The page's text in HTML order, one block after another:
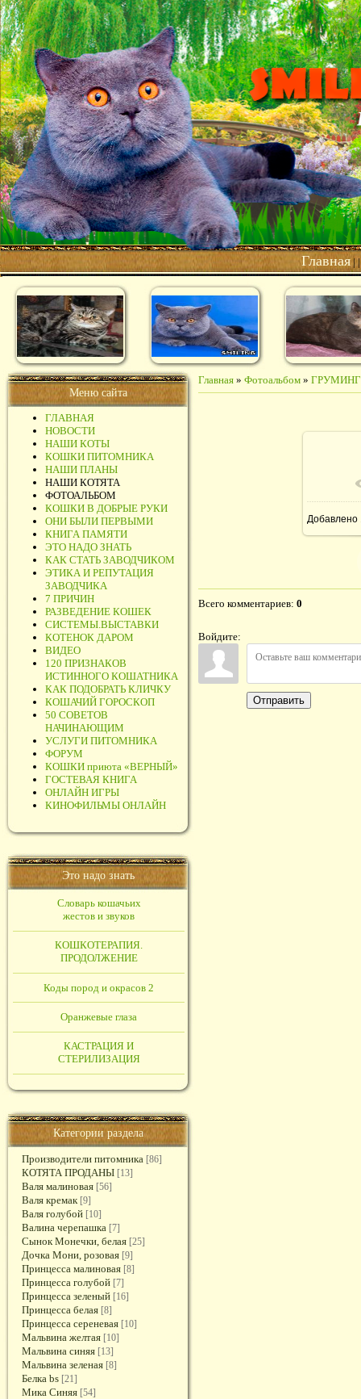
Главная |
Меню сайта
ГЛАВНАЯ
НОВОСТИ
НАШИ КОТЫ
КОШКИ ПИТОМНИКА
НАШИ ПЛАНЫ
НАШИ КОТЯТА
ФОТОАЛЬБОМ
КОШКИ В ДОБРЫЕ РУКИ
ОНИ БЫЛИ ПЕРВЫМИ
КНИГА ПАМЯТИ
ЭТО НАДО ЗНАТЬ
КАК СТАТЬ ЗАВОДЧИКОМ
ЭТИКА И РЕПУТАЦИЯ
ЗАВОДЧИКА
7 ПРИЧИН
РАЗВЕДЕНИЕ КОШЕК
СИСТЕМЫ.ВЫСТАВКИ
КОТЕНОК ДАРОМ
ВИДЕО
120 ПРИЗНАКОВ
ИСТИННОГО КОШАТНИКА
КАК ПОДОБРАТЬ КЛИЧКУ
КОШАЧИЙ ГОРОСКОП
50 СОВЕТОВ
НАЧИНАЮЩИМ
УСЛУГИ ПИТОМНИКА
ФОРУМ
КОШКИ приюта «ВЕРНЫЙ»
ГОСТЕВАЯ КНИГА
ОНЛАЙН ИГРЫ
КИНОФИЛЬМЫ ОНЛАЙН
Это надо знать
Словарь кошачьих
жестов и звуков
КОШКОТЕРАПИЯ.
ПРОДОЛЖЕНИЕ
Коды пород и окрасов 2
Оранжевые глаза
КАСТРАЦИЯ И
СТЕРИЛИЗАЦИЯ
Категории раздела
Производители питомника [86]
КОТЯТА ПРОДАНЫ [13]
Валя малиновая [56]
Валя кремак [9]
Валя голубой [10]
Валина черепашка [7]
Сынок Монечки, белая [25]
Дочка Мони, розовая [9]
Принцесса малиновая [8]
Принцесса голубой [7]
Принцесса зеленый [16]
Принцесса белая [8]
Принцесса сереневая [10]
Мальвина желтая [10]
Мальвина синяя [13]
Мальвина зеленая [8]
Белка bs [21]
Мика Синяя [54]
Главная » Фотоальбом » ГРУМИНГ
Добавлено
Всего комментариев: 0
Войдите:
Отправить